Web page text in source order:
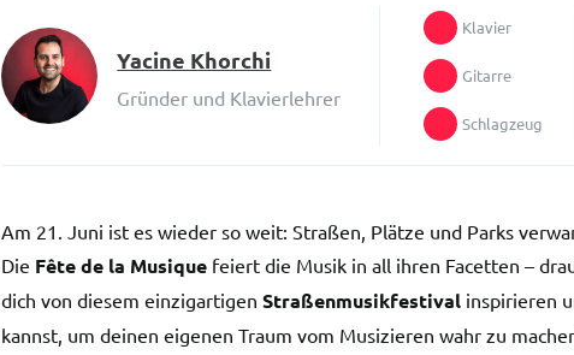
Yacine Khorchi
Gründer und Klavierlehrer
Klavier
Gitarre
Schlagzeug
Am 21. Juni ist es wieder so weit: Straßen, Plätze und Parks
Die Fête de la Musique feiert die Musik in all ihren Facetten –
dich von diesem einzigartigenStraßenmusikfestival inspirieren
kannst, um deinen eigenen Traum vom Musizieren wahr zu